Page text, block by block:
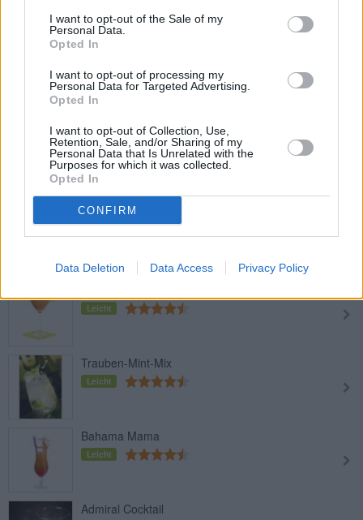
I want to opt-out of the Sale of my
Personal Data.
Opted In
I want to opt-out of processing my
Personal Data for Targeted Advertising.
Opted In
I want to opt-out of Collection, Use,
Retention, Sale, and/or Sharing of my
Personal Data that Is Unrelated with the
Purposes for which it was collected.
Opted In
CONFIRM
Data Deletion Data Access Privacy Policy
Leicht
Asbach Cola
Leicht
Aperol Spritz
Leicht
Pisco Sour
Leicht
Leicht
Trauben-Mint-Mix
Leicht
Bahama Mama
Leicht
Admiral Cocktail